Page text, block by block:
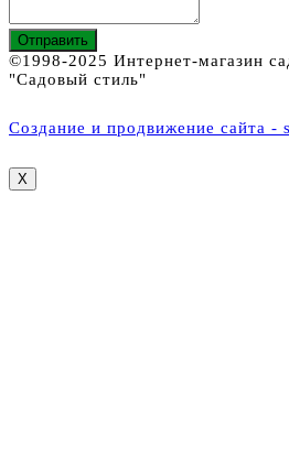
Отправить
©1998-2025 Интернет-магазин
"Садовый стиль"
Создание и продвижение сайта -
X